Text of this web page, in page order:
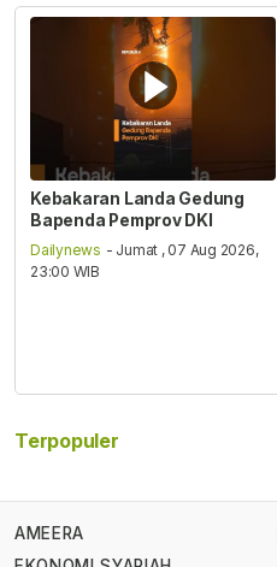
Kebakaran Landa Gedung
Bapenda Pemprov DKI
Dailynews - Jumat , 07 Aug 2026,
23:00 WIB
Terpopuler
AMEERA